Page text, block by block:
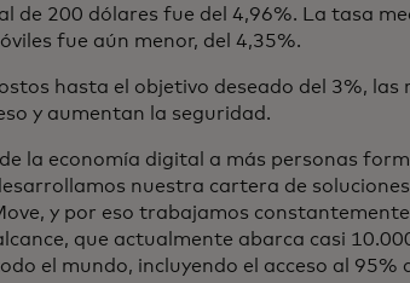
de 200 dólares fue del 4,96%. La tasa
fue aún menor, del 4,35%.
hasta el objetivo deseado del 3%, las
y aumentan la seguridad.
la economía digital a más personas
nuestra cartera de
y por eso trabajamos
que actualmente abarca casi
el mundo, incluyendo el acceso al 95%